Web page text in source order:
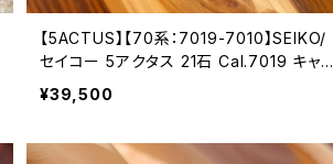
【5ACTUS】【70系：7019-7010】SEIKO/
セイコー 5アクタス 21石 Cal.7019 キャリ
バー 機械式 自動巻き腕時計 精工舎亀戸
工場 1969年 11月製造 アンティークウォ
ac7019-7010-2】
¥39,500